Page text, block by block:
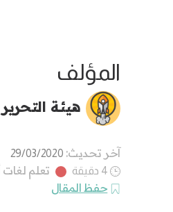
المؤلف
هيئة التحرير
آخر تحديث: 29/03/2020
4 دقيقة
تعلم لغات
حفظ المقال